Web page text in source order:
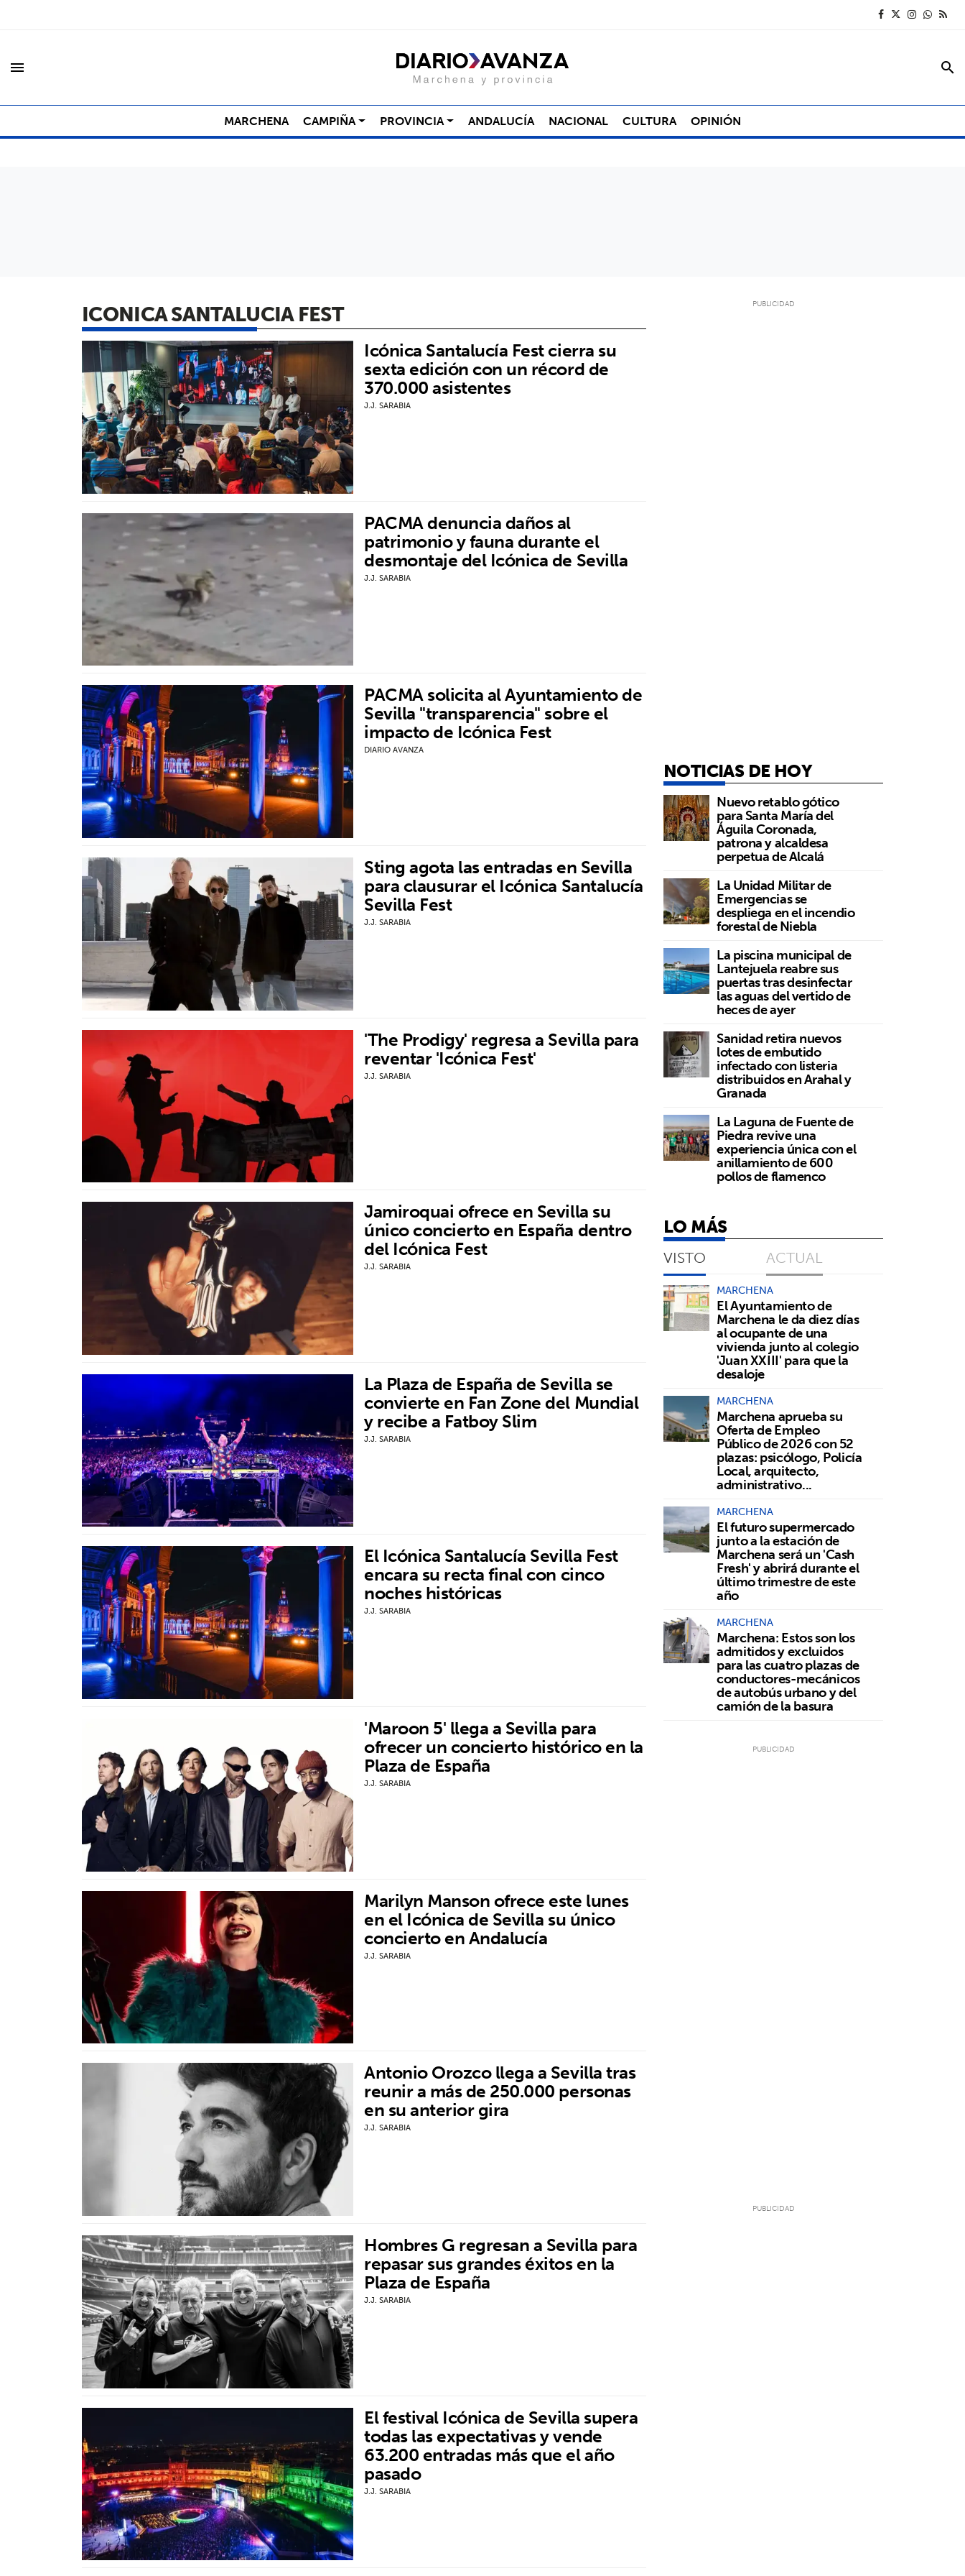
menu search
MARCHENA CAMPIÑA PROVINCIA ANDALUCÍA NACIONAL CULTURA OPINIÓN
ICONICA SANTALUCIA FEST
Icónica Santalucía Fest cierra su
sexta edición con un récord de
370.000 asistentes
J.J. SARABIA
PACMA denuncia daños al
patrimonio y fauna durante el
desmontaje del Icónica de Sevilla
J.J. SARABIA
PACMA solicita al Ayuntamiento de
Sevilla "transparencia" sobre el
impacto de Icónica Fest
DIARIO AVANZA
Sting agota las entradas en Sevilla
para clausurar el Icónica Santalucía
Sevilla Fest
J.J. SARABIA
'The Prodigy' regresa a Sevilla para
reventar 'Icónica Fest'
J.J. SARABIA
Jamiroquai ofrece en Sevilla su
único concierto en España dentro
del Icónica Fest
J.J. SARABIA
La Plaza de España de Sevilla se
convierte en Fan Zone del Mundial
y recibe a Fatboy Slim
J.J. SARABIA
El Icónica Santalucía Sevilla Fest
encara su recta final con cinco
noches históricas
J.J. SARABIA
'Maroon 5' llega a Sevilla para
ofrecer un concierto histórico en la
Plaza de España
J.J. SARABIA
Marilyn Manson ofrece este lunes
en el Icónica de Sevilla su único
concierto en Andalucía
J.J. SARABIA
Antonio Orozco llega a Sevilla tras
reunir a más de 250.000 personas
en su anterior gira
J.J. SARABIA
Hombres G regresan a Sevilla para
repasar sus grandes éxitos en la
Plaza de España
J.J. SARABIA
El festival Icónica de Sevilla supera
todas las expectativas y vende
63.200 entradas más que el año
pasado
J.J. SARABIA
NOTICIAS DE HOY
Nuevo retablo gótico
para Santa María del
Águila Coronada,
patrona y alcaldesa
perpetua de Alcalá
La Unidad Militar de
Emergencias se
despliega en el incendio
forestal de Niebla
La piscina municipal de
Lantejuela reabre sus
puertas tras desinfectar
las aguas del vertido de
heces de ayer
Sanidad retira nuevos
lotes de embutido
infectado con listeria
distribuidos en Arahal y
Granada
La Laguna de Fuente de
Piedra revive una
experiencia única con el
anillamiento de 600
pollos de flamenco
LO MÁS
VISTO ACTUAL
MARCHENA
El Ayuntamiento de
Marchena le da diez días
al ocupante de una
vivienda junto al colegio
'Juan XXIII' para que la
desaloje
MARCHENA
Marchena aprueba su
Oferta de Empleo
Público de 2026 con 52
plazas: psicólogo, Policía
Local, arquitecto,
administrativo...
MARCHENA
El futuro supermercado
junto a la estación de
Marchena será un 'Cash
Fresh' y abrirá durante el
último trimestre de este
año
MARCHENA
Marchena: Estos son los
admitidos y excluidos
para las cuatro plazas de
conductores-mecánicos
de autobús urbano y del
camión de la basura